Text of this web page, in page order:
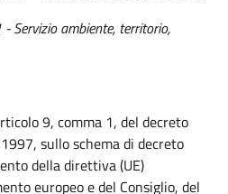
ambiente, territorio,
9, comma 1, del decreto
sullo schema di decreto
della direttiva (UE)
europeo e del Consiglio, del